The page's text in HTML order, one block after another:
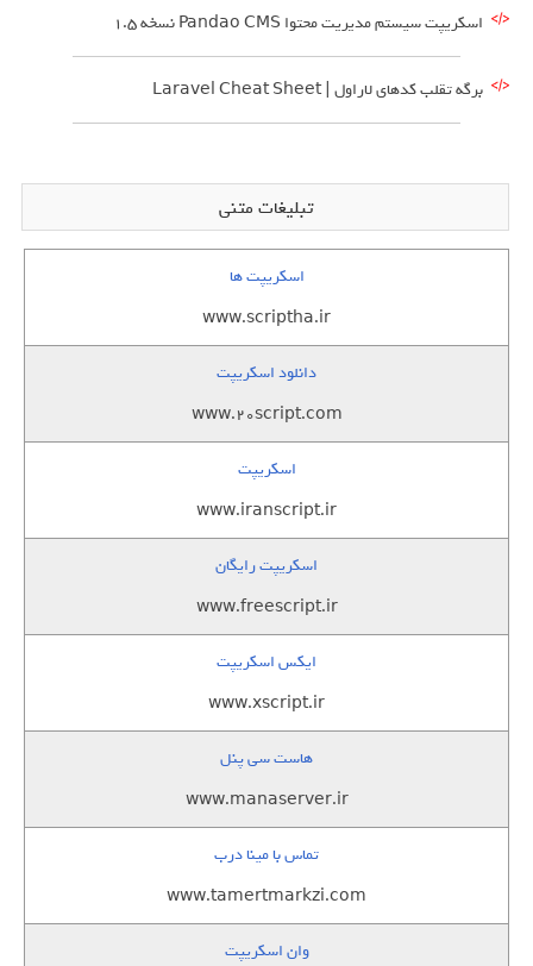
اسکریپت سیستم مدیریت محتوا Pandao CMS نسخه ۱.۵
برگه تقلب کدهای لاراول | Laravel Cheat Sheet
تبلیغات متنی
اسکریپت ها
www.scriptha.ir
دانلود اسکریپت
www.20script.com
اسکریپت
www.iranscript.ir
اسکریپت رایگان
www.freescript.ir
ایکس اسکریپت
www.xscript.ir
هاست سی پنل
www.manaserver.ir
تماس با مینا درب
www.tamertmarkzi.com
وان اسکریپت